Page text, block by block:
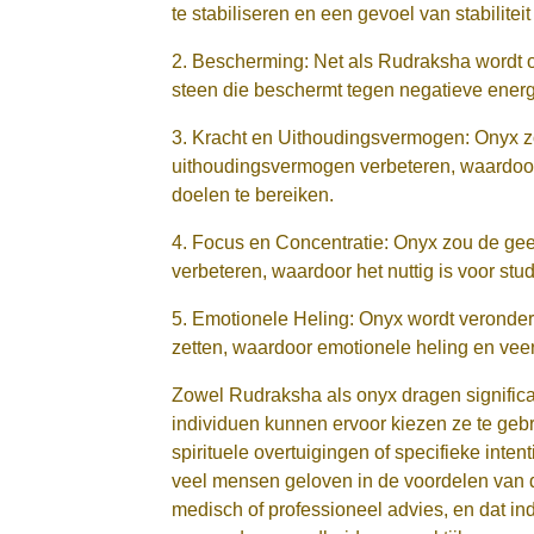
te stabiliseren en een gevoel van
2. Bescherming: Net als Rudraksha
steen die beschermt tegen negatieve
3. Kracht en Uithoudingsvermogen: Onyx
uithoudingsvermogen verbeteren,
doelen te bereiken.
4. Focus en Concentratie: Onyx zou de
verbeteren, waardoor het nuttig is voor
5. Emotionele Heling: Onyx wordt
zetten, waardoor emotionele heling en
Zowel Rudraksha als onyx dragen
individuen kunnen ervoor kiezen ze te
spirituele overtuigingen of specifieke
veel mensen geloven in de voordelen
medisch of professioneel advies, en dat